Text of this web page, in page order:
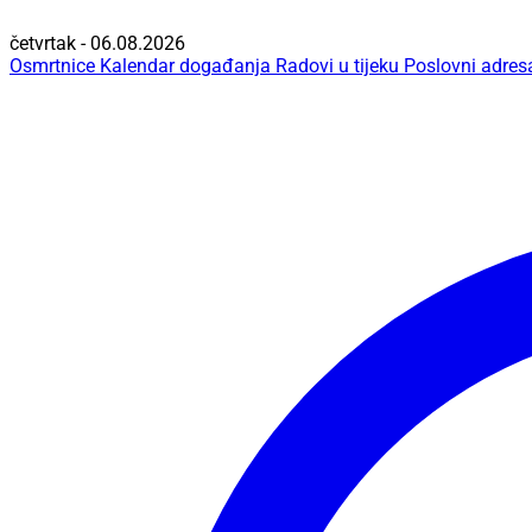
četvrtak - 06.08.2026
Osmrtnice Kalendar događanja Radovi u tijeku Poslovni